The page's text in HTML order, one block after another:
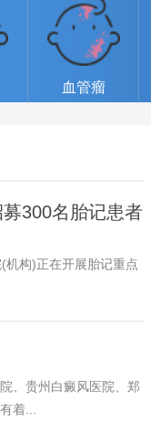
血管瘤
300名胎记患者
构)正在开展胎记重点
、贵州白癜风医院、郑
着...